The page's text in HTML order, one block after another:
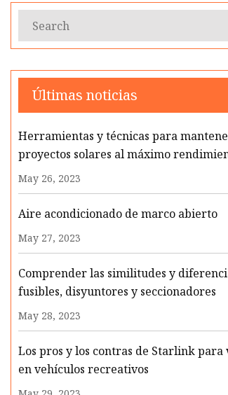
Últimas noticias
Herramientas y técnicas para
proyectos solares al máximo
May 26, 2023
Aire acondicionado de marco abierto
May 27, 2023
Comprender las similitudes y
fusibles, disyuntores y seccionadores
May 28, 2023
Los pros y los contras de Starlink para
en vehículos recreativos